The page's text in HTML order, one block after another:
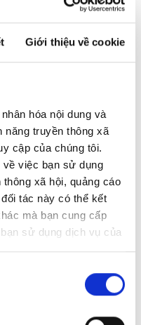
Giới thiệu về cookie
hóa nội dung và
năng truyền thông xã
cập của chúng tôi.
về việc bạn sử dụng
xã hội, quảng cáo
tác này có thể kết
mà bạn cung cấp
sử dụng dịch vụ của
khách đã tin tưởng lựa
hành lý tưởng cho
A6 là tuyệt tác vượt thời
tinh thần thể thao
trọng đầy lôi cuốn.